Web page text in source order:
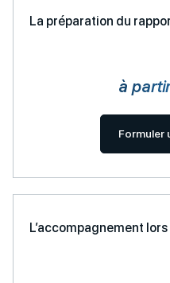
La préparation du
à
Formuler
L’accompagnement